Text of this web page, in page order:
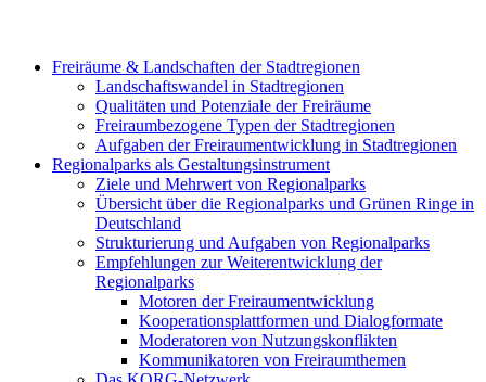
Freiräume & Landschaften der Stadtregionen
Landschaftswandel in Stadtregionen
Qualitäten und Potenziale der Freiräume
Freiraumbezogene Typen der Stadtregionen
Aufgaben der Freiraumentwicklung in Stadtregionen
Regionalparks als Gestaltungsinstrument
Ziele und Mehrwert von Regionalparks
Übersicht über die Regionalparks und Grünen Ringe in
Deutschland
Strukturierung und Aufgaben von Regionalparks
Empfehlungen zur Weiterentwicklung der
Regionalparks
Motoren der Freiraumentwicklung
Kooperationsplattformen und Dialogformate
Moderatoren von Nutzungskonflikten
Kommunikatoren von Freiraumthemen